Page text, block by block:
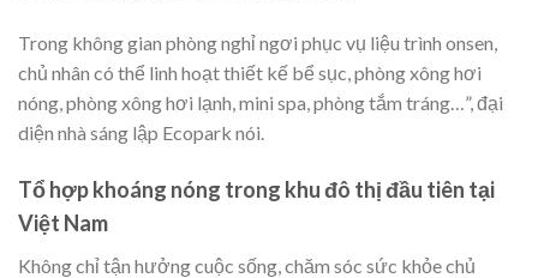
Trong không gian phòng nghỉ ngơi phục vụ liệu trình onsen,
chủ nhân có thể linh hoạt thiết kế bể sục, phòng xông hơi
nóng, phòng xông hơi lạnh, mini spa, phòng tắm tráng…”, đại
diện nhà sáng lập Ecopark nói.
Tổ hợp khoáng nóng trong khu đô thị đầu tiên tại
Việt Nam
Không chỉ tận hưởng cuộc sống, chăm sóc sức khỏe chủ